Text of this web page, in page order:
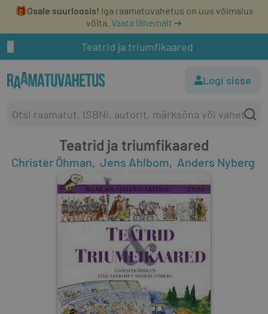
🎁Osale suurloosis! Iga raamatuvahetus on uus võimalus
võita. Vaata lähemalt ➔
Teatrid ja triumfikaared
Logi sisse
Teatrid ja triumfikaared
Christer Öhman Jens Ahlbom Anders Nyberg